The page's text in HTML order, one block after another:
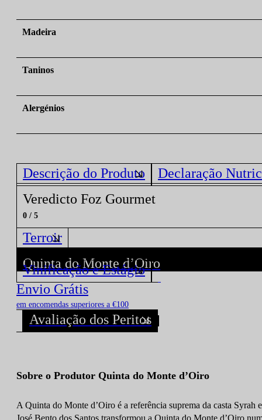
Madeira
Taninos
Alergénios
Descrição do Produto
Declaração
Veredicto Foz Gourmet
0 / 5
Terroir
Quinta do Monte d’Oiro
Descubra todos os Vinhos deste Produtor!
Vinificação e Estágio
Envio Grátis
em encomendas superiores a €100
Avaliação dos Peritos
Sobre o Produtor Quinta do Monte d’Oiro
A Quinta do Monte d’Oiro é a referência suprema da casta